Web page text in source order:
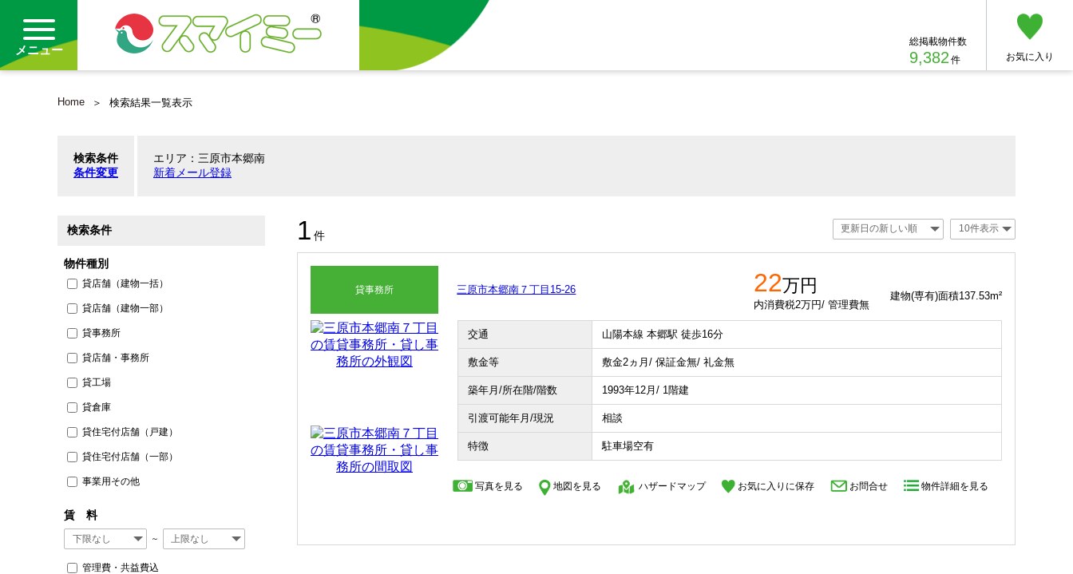
メニュー
総掲載物件数
9,382 件 お気に入り
Home 検索結果一覧表示
検索条件
条件変更
エリア：三原市本郷南
新着メール登録
検索条件
物件種別
貸店舗（建物一括）
貸店舗（建物一部）
貸事務所
貸店舗・事務所
貸工場
貸倉庫
貸住宅付店舗（戸建）
貸住宅付店舗（一部）
事業用その他
賃 料
～
管理費・共益費込
1 件
貸事務所 三原市本郷南７丁目15-26 22万円
内消費税2万円/ 管理費無
建物(専有)面積137.53m²
交通 山陽本線 本郷駅 徒歩16分
敷金等 敷金2ヵ月/ 保証金無/ 礼金無
築年月/所在階/階数 1993年12月/ 1階建
引渡可能年月/現況 相談
特徴 駐車場空有
写真を見る 地図を見る ハザードマップ お気に入りに保存 お問合せ 物件詳細を見る